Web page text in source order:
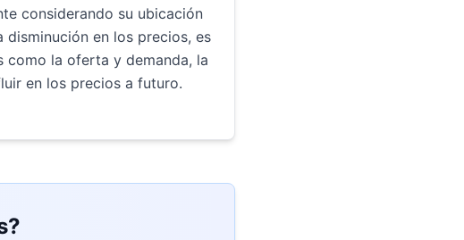
considerando su ubicación
disminución en los precios, es
la oferta y demanda, la
en los precios a futuro.